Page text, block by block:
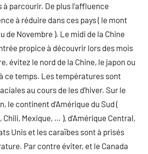
parcourir. De plus l’affluence
à réduire dans ces pays ( le mont
de Novembre ). Le midi de la Chine
propice à découvrir lors des mois
évitez le nord de la Chine, le japon ou
ce temps. Les températures sont
au cours de les d’hiver. Sur le
le continent d’Amérique du Sud (
Mexique, … ), d’Amérique Central,
Unis et les caraïbes sont à prisés
Par contre éviter, et le Canada